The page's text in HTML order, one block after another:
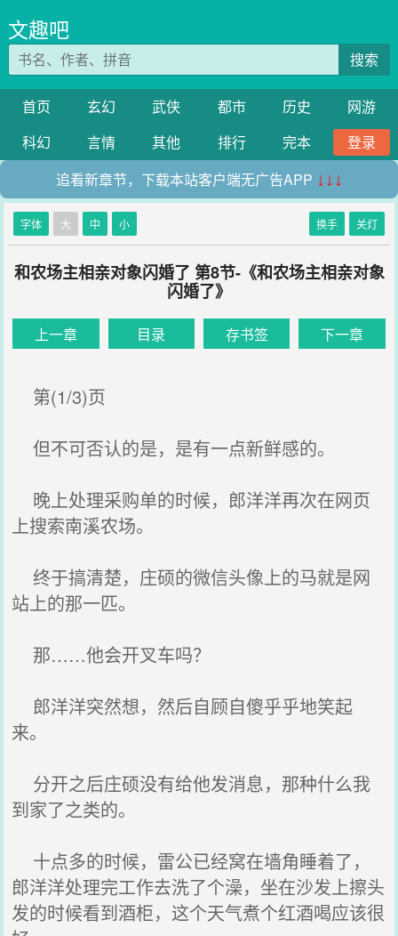
文趣吧
搜索
首页 玄幻 武侠 都市 历史
网游
科幻
言情 其他 排行 完本
登录
追看新章节，下载本站客户端无广告APP ↓↓↓
字体 大 中 小 换手 关灯
和农场主相亲对象闪婚了 第8节-《和农场主相亲对象
闪婚了》
上一章 目录 存书签 下一章
第(1/3)页
但不可否认的是，是有一点新鲜感的。
晚上处理采购单的时候，郎洋洋再次在网页
上搜索南溪农场。
终于搞清楚，庄硕的微信头像上的马就是网
站上的那一匹。
那……他会开叉车吗？
郎洋洋突然想，然后自顾自傻乎乎地笑起
来。
分开之后庄硕没有给他发消息，那种什么我
到家了之类的。
十点多的时候，雷公已经窝在墙角睡着了，
郎洋洋处理完工作去洗了个澡，坐在沙发上擦头
发的时候看到酒柜，这个天气煮个红酒喝应该很